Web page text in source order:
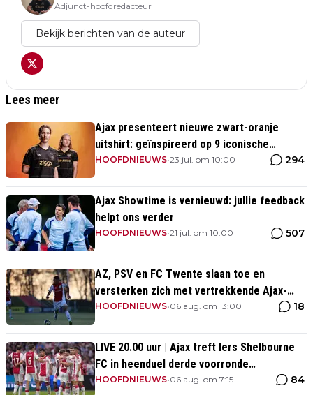
Adjunct-hoofdredacteur
Bekijk berichten van de auteur
Lees meer
Ajax presenteert nieuwe zwart-oranje
uitshirt: geïnspireerd op 9 iconische
momenten uit clubhistorie
HOOFDNIEUWS•23 jul. om 10:00 294
Ajax Showtime is vernieuwd: jullie feedback
helpt ons verder
HOOFDNIEUWS•21 jul. om 10:00 507
AZ, PSV en FC Twente slaan toe en
versterken zich met vertrekkende Ajax-
talenten
HOOFDNIEUWS•06 aug. om 13:00 18
LIVE 20.00 uur | Ajax treft Iers Shelbourne
FC in heenduel derde voorronde
Conference League
HOOFDNIEUWS•06 aug. om 7:15 84